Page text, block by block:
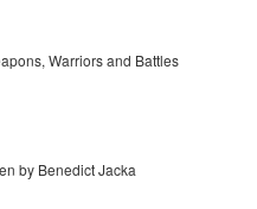
Warriors and Battles
by Benedict Jacka